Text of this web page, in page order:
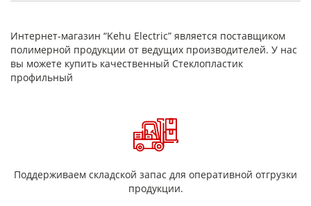
Интернет-магазин “Kehu Electric” является поставщиком
полимерной продукции от ведущих производителей. У нас
вы можете купить качественный Стеклопластик
профильный
Поддерживаем складской запас для оперативной отгрузки
продукции.